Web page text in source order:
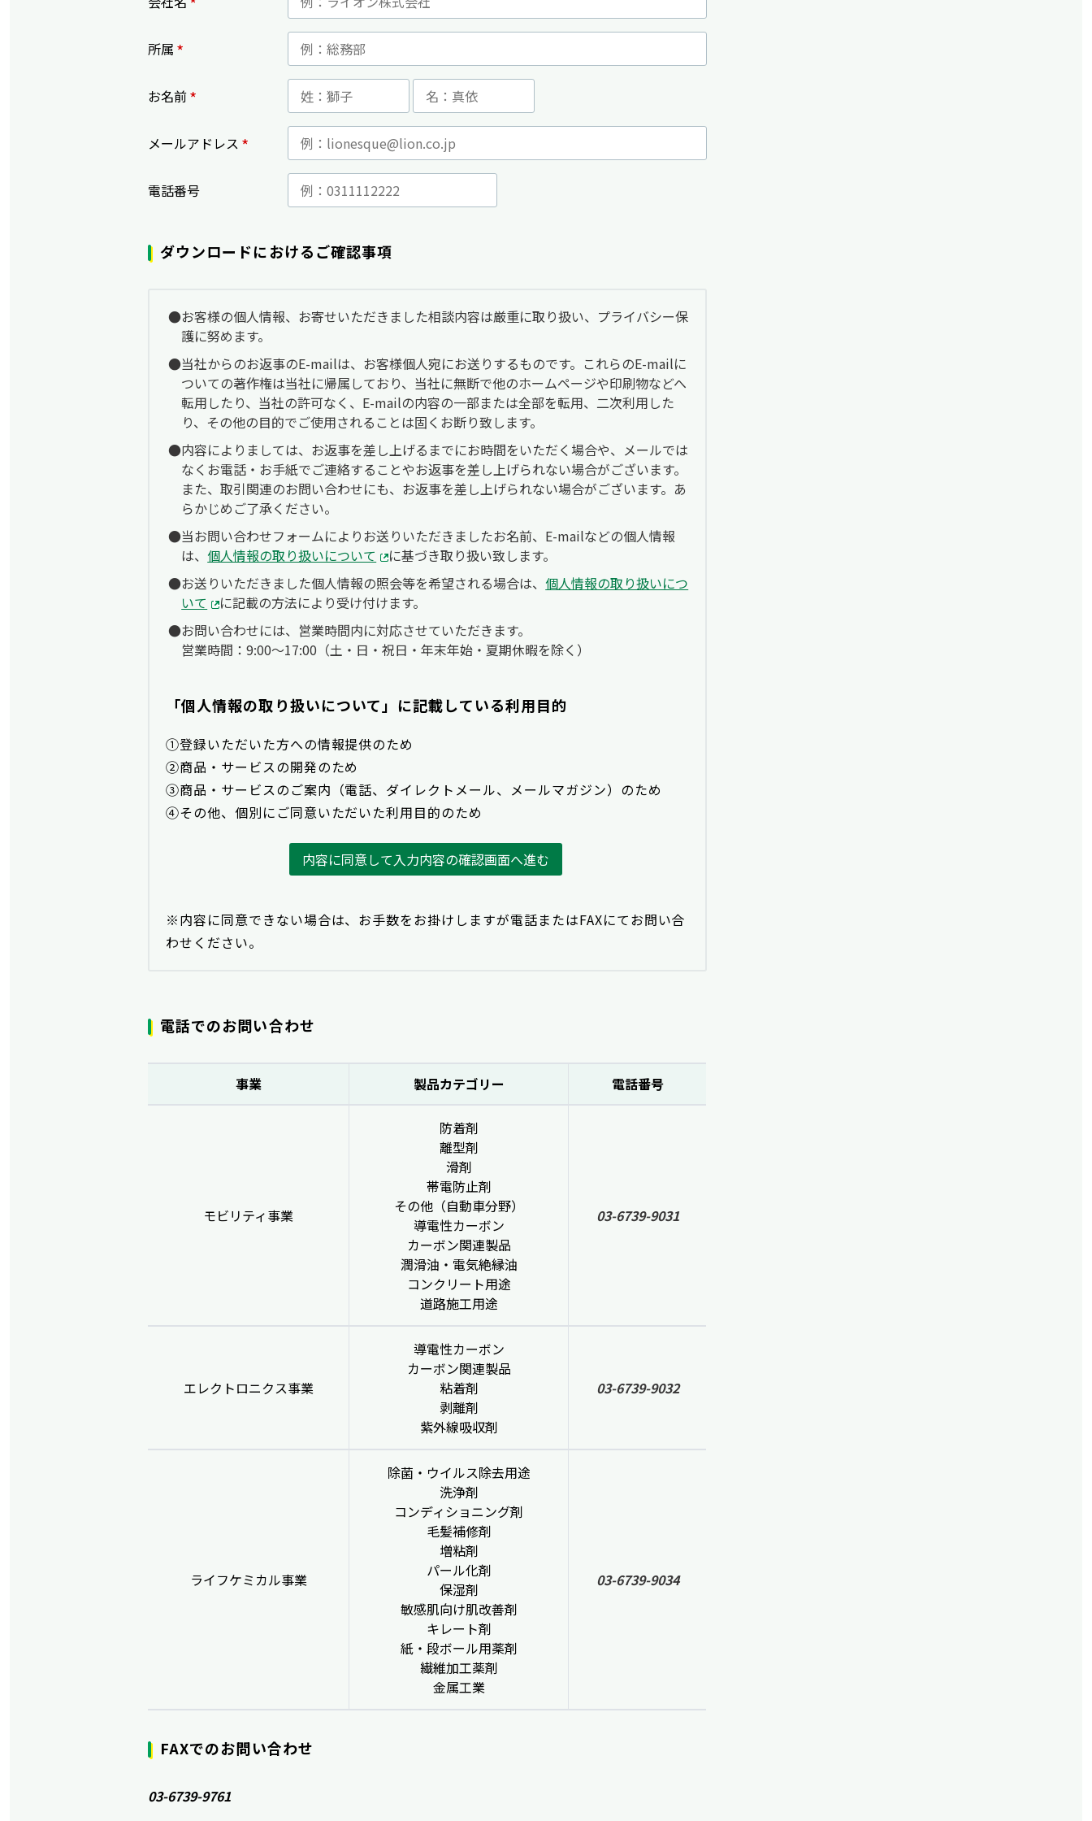
所属 *
お名前*
メールアドレス *
電話番号
ダウンロードにおけるご確認事項
お客様の個人情報、お寄せいただきました相談内容は厳重に取り扱い、プライバシー保
護に努めます。
当社からのお返事のE-mailは、お客様個人宛にお送りするものです。これらのE-mailに
ついての著作権は当社に帰属しており、当社に無断で他のホームページや印刷物などへ
転用したり、当社の許可なく、E-mailの内容の一部または全部を転用、二次利用した
り、その他の目的でご使用されることは固くお断り致します。
内容によりましては、お返事を差し上げるまでにお時間をいただく場合や、メールでは
なくお電話・お手紙でご連絡することやお返事を差し上げられない場合がございます。
また、取引関連のお問い合わせにも、お返事を差し上げられない場合がございます。あ
らかじめご了承ください。
当お問い合わせフォームによりお送りいただきましたお名前、E-mailなどの個人情報
は、 個人情報の取り扱いについて
に基づき取り扱い致します。
お送りいただきました個人情報の照会等を希望される場合は、 個人情報の取り扱いにつ
いて
に記載の方法により受け付けます。
お問い合わせには、営業時間内に対応させていただきます。
営業時間：9:00〜17:00（土・日・祝日・年末年始・夏期休暇を除く）
「個人情報の取り扱いについて」に記載している利用目的
①登録いただいた方への情報提供のため
②商品・サービスの開発のため
③商品・サービスのご案内（電話、ダイレクトメール、メールマガジン）のため
④その他、個別にご同意いただいた利用目的のため
内容に同意して入力内容の確認画面へ進む
※内容に同意できない場合は、お手数をお掛けしますが電話またはFAXにてお問い合
わせください。
電話でのお問い合わせ
事業 製品カテゴリー 電話番号
モビリティ事業
防着剤
離型剤
滑剤
帯電防止剤
その他（自動車分野）
導電性カーボン
カーボン関連製品
潤滑油・電気絶縁油
コンクリート用途
道路施工用途
03-6739-9031
エレクトロニクス事業
導電性カーボン
カーボン関連製品
粘着剤
剥離剤
紫外線吸収剤
03-6739-9032
ライフケミカル事業
除菌・ウイルス除去用途
洗浄剤
コンディショニング剤
毛髪補修剤
増粘剤
パール化剤
保湿剤
敏感肌向け肌改善剤
キレート剤
紙・段ボール用薬剤
繊維加工薬剤
金属工業
03-6739-9034
FAXでのお問い合わせ
03-6739-9761